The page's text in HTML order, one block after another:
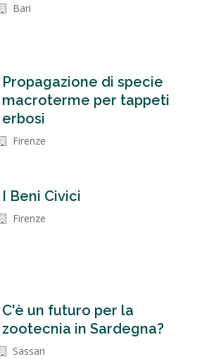
Bari
Propagazione di specie
macroterme per tappeti
erbosi
Firenze
I Beni Civici
Firenze
C'è un futuro per la
zootecnia in Sardegna?
Sassari